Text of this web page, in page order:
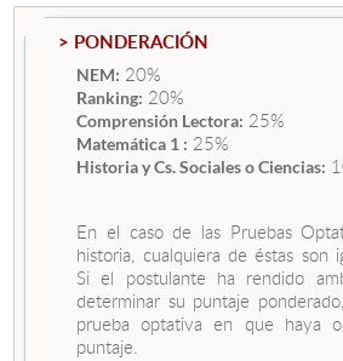
Alumni
English
> PONDERACIÓN
NEM: 20%
Ranking: 20%
Comprensión Lectora: 25%
Matemática 1 : 25%
Historia y Cs. Sociales o Ciencias:
En el caso de las Pruebas
historia, cualquiera de éstas son
Si el postulante ha rendido
determinar su puntaje
prueba optativa en que haya
puntaje.